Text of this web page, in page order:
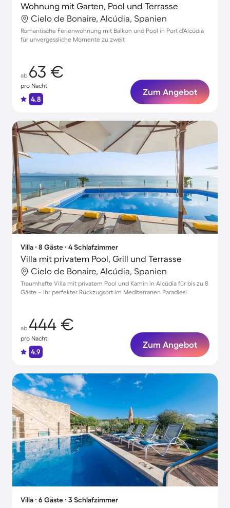
Wohnung mit Garten, Pool und Terrasse
Cielo de Bonaire, Alcúdia, Spanien
Romantische Ferienwohnung mit Balkon und Pool in Port d'Alcúdia
für unvergessliche Momente zu zweit
ab 63 €
pro Nacht
4.8
Zum Angebot
Villa ∙ 8 Gäste ∙ 4 Schlafzimmer
Villa mit privatem Pool, Grill und Terrasse
Cielo de Bonaire, Alcúdia, Spanien
Traumhafte Villa mit privatem Pool und Kamin in Alcúdia für bis zu 8
Gäste – Ihr perfekter Rückzugsort im Mediterranen Paradies!
ab 444 €
pro Nacht
4.9
Zum Angebot
Villa ∙ 6 Gäste ∙ 3 Schlafzimmer